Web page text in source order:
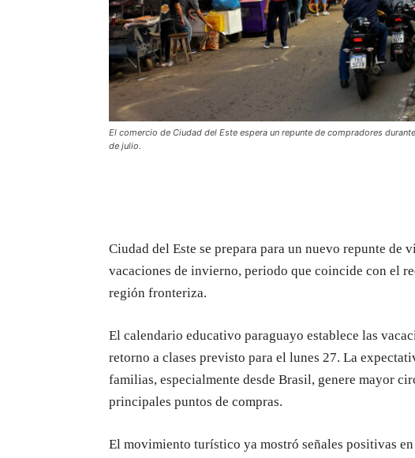
El comercio de Ciudad del Este espera un repunte de compradores
de julio.
Ciudad del Este se prepara para un nuevo repunte de
vacaciones de invierno, periodo que coincide con el
región fronteriza.
El calendario educativo paraguayo establece las
retorno a clases previsto para el lunes 27. La
familias, especialmente desde Brasil, genere mayor
principales puntos de compras.
El movimiento turístico ya mostró señales positivas